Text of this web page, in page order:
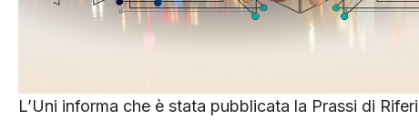
L’Uni informa che è stata pubblicata la Prassi di